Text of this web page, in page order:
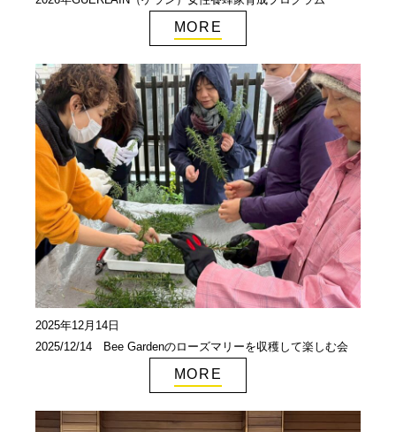
MORE
2025年12月14日
2025/12/14 Bee Gardenのローズマリーを収穫して楽しむ会
MORE